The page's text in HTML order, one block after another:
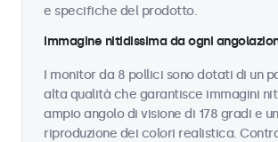
e specifiche del prodotto.
Immagine nitidissima da ogni
I monitor da 8 pollici sono dotati di un
alta qualità che garantisce immagini
ampio angolo di visione di 178 gradi e
riproduzione dei colori realistica.